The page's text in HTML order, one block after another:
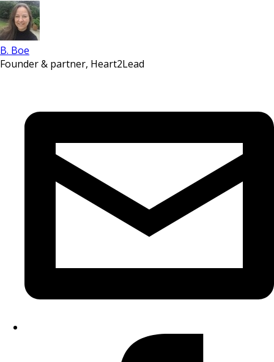
B. Boe
Founder & partner, Heart2Lead